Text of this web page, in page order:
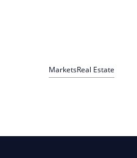
MarketsReal Estate